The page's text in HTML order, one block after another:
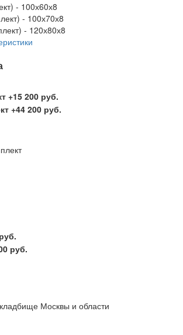
- 100х60х8
- 100х70х8
- 120х80х8
+15 200 руб.
+44 200 руб.
руб.
Москвы и области